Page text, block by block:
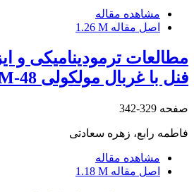
مشاهده مقاله
اصل مقاله 1.26 M
مطالعات ترمودینامیکی و
فنل با غربال مولکولی MCM-48
صفحه 329-342
فاطمه رابع، زهره سعادتی
مشاهده مقاله
اصل مقاله 1.18 M